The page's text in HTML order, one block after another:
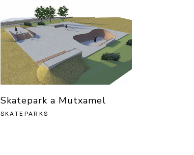
Skatepark a Mutxamel
SKATEPARKS